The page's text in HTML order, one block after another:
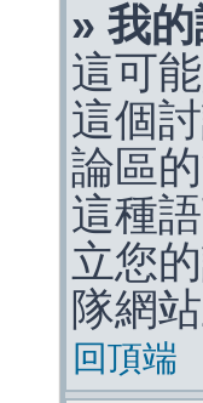
» 我
這可
這個
論區
這種
立您
隊網
回頂端